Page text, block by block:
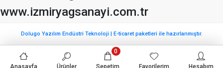
Anasayfa Ürünler Sepetim
0
Favorilerim Hesabım
www.izmiryagsanayi.com.tr
Dolugo Yazılım Endüstri Teknoloji | E-ticaret paketleri ile hazırlanmıştır.